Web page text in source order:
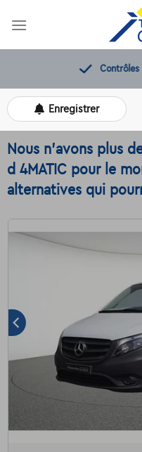
Contrôles
Enregistrer
Nous n'avons plus
d 4MATIC pour le
alternatives qui